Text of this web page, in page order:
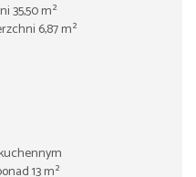
35,50 m²
6,87 m²
13 m²